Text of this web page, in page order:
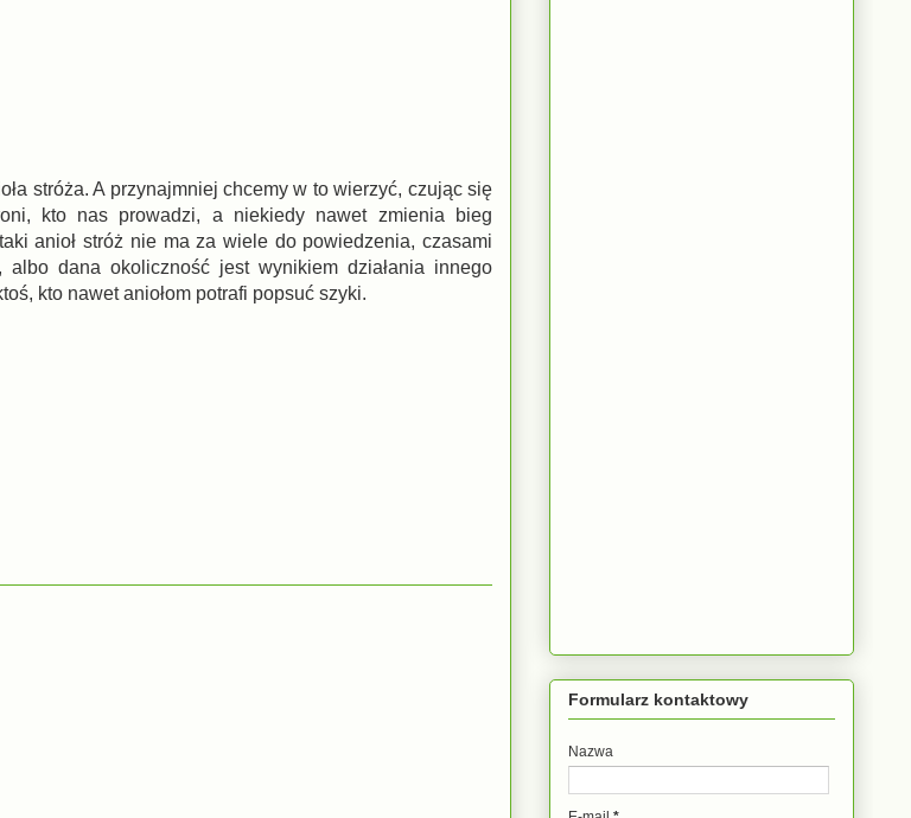
stróża. A przynajmniej chcemy w to wierzyć, czując się
kto nas prowadzi, a niekiedy nawet zmienia bieg
anioł stróż nie ma za wiele do powiedzenia, czasami
dana okoliczność jest wynikiem działania innego
kto nawet aniołom potrafi popsuć szyki.
Formularz kontaktowy
Nazwa